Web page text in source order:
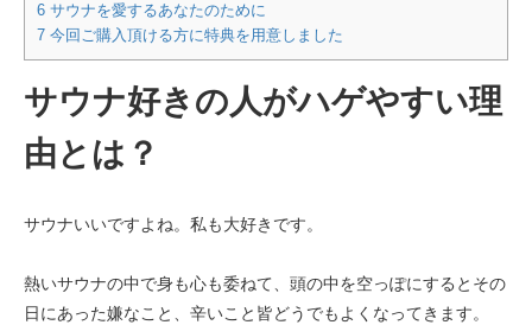
6 サウナを愛するあなたのために
7 今回ご購入頂ける方に特典を用意しました
サウナ好きの人がハゲやすい理
由とは？
サウナいいですよね。私も大好きです。
熱いサウナの中で身も心も委ねて、頭の中を空っぽにするとその
日にあった嫌なこと、辛いこと皆どうでもよくなってきます。